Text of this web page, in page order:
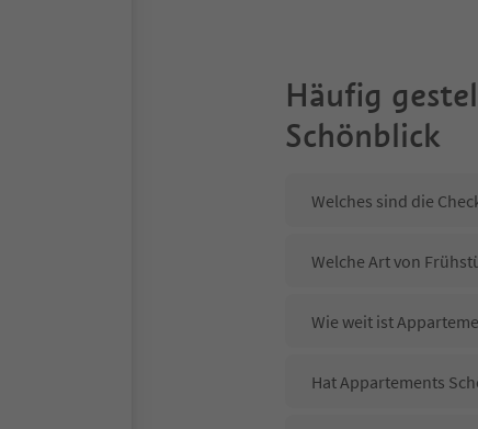
Häufig
Schönblick
Welches sind die
Welche Art von
Wie weit ist
Hat Appartements